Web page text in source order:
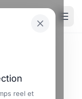
reel et